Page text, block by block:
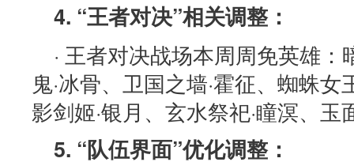
4. “王者对决”相关调整：
· 王者对决战场本周周免英雄：
鬼·冰骨、卫国之墙·霍征、蜘蛛女
影剑姬·银月、玄水祭祀·瞳溟、玉
5. “队伍界面”优化调整：